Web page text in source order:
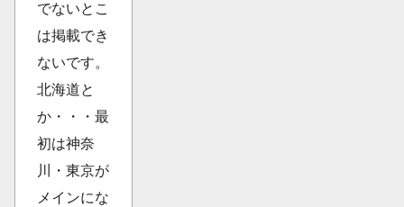
でないとこ
は掲載でき
ないです。
北海道と
か・・・最
初は神奈
川・東京が
メインにな